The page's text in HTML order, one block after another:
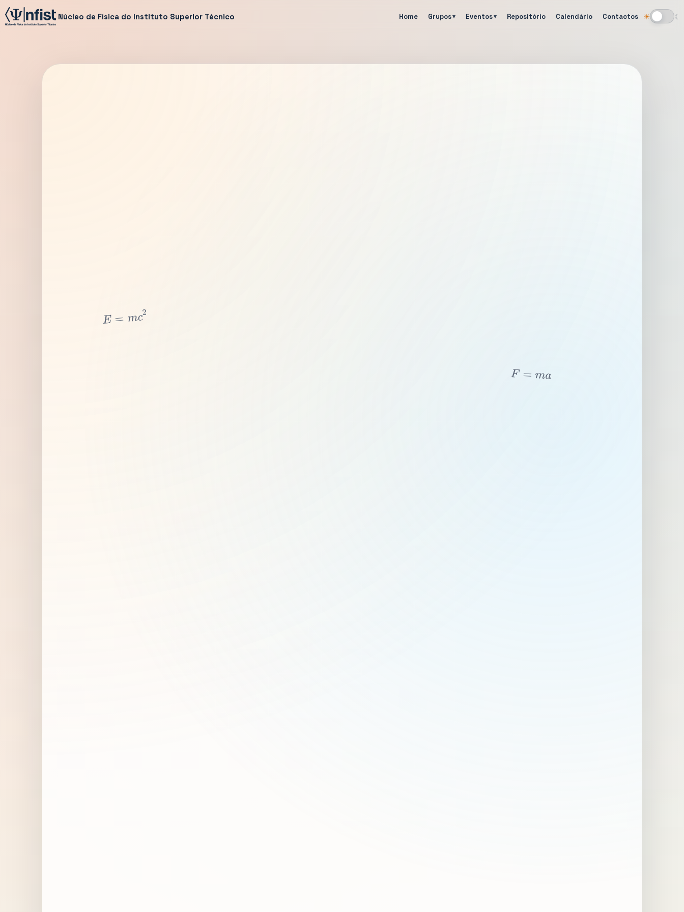
Núcleo de Física do Instituto Superior Técnico Home Grupos Eventos Repositório Calendário Contactos ☀ ☾
Alternar tema
E= 2
F =ma